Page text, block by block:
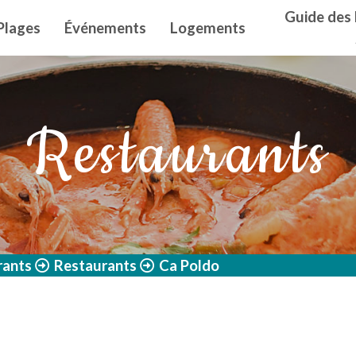
principal
Événements Logements
Guide
Restaurants
Restaurants Ca Poldo